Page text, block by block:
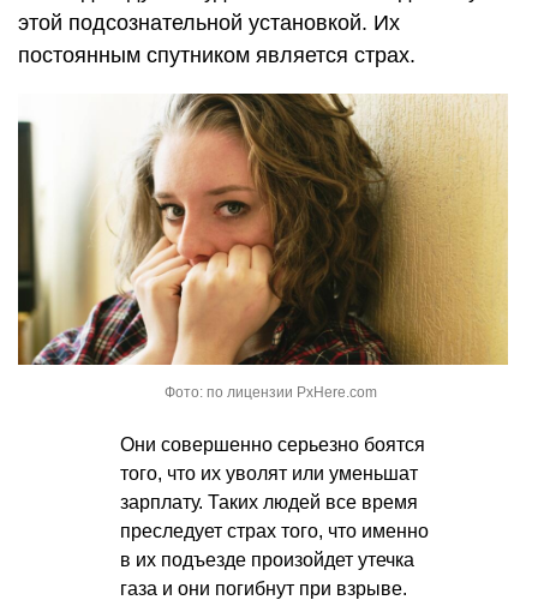
этой подсознательной установкой. Их
постоянным спутником является страх.
Фото: по лицензии PxHere.com
Они совершенно серьезно боятся
того, что их уволят или уменьшат
зарплату. Таких людей все время
преследует страх того, что именно
в их подъезде произойдет утечка
газа и они погибнут при взрыве.